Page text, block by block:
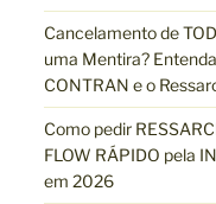
p
o
r
:
Cancelamento de
uma Mentira?
CONTRAN e o
Como pedir
FLOW RÁPIDO pela
em 2026